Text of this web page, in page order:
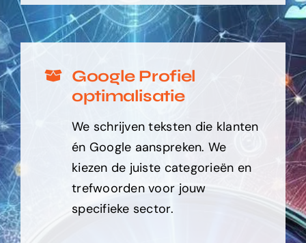
Google Profiel
optimalisatie
We schrijven teksten die klanten
én Google aanspreken. We
kiezen de juiste categorieën en
trefwoorden voor jouw
specifieke sector.